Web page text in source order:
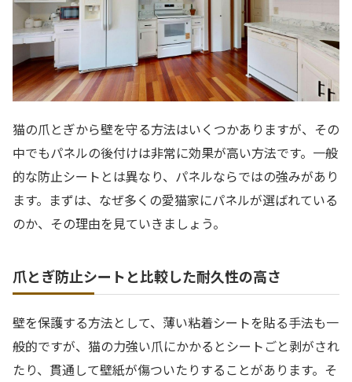
猫の爪とぎから壁を守る方法はいくつかありますが、その
中でもパネルの後付けは非常に効果が高い方法です。一般
的な防止シートとは異なり、パネルならではの強みがあり
ます。まずは、なぜ多くの愛猫家にパネルが選ばれている
のか、その理由を見ていきましょう。
爪とぎ防止シートと比較した耐久性の高さ
壁を保護する方法として、薄い粘着シートを貼る手法も一
般的ですが、猫の力強い爪にかかるとシートごと剥がされ
たり、貫通して壁紙が傷ついたりすることがあります。そ